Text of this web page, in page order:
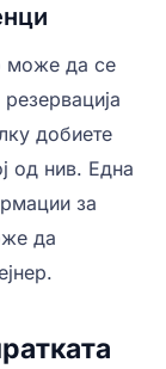
може да се
добиете
од нив. Една
за
да